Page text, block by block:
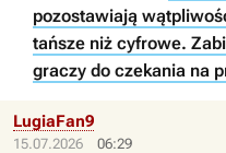
pozostawiają
tańsze niż cyfrowe.
graczy do czekania na
15.07.2026 06:29
LugiaFan9